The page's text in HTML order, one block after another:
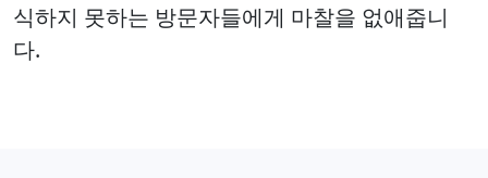
식하지 못하는 방문자들에게 마찰을 없애줍니
다.